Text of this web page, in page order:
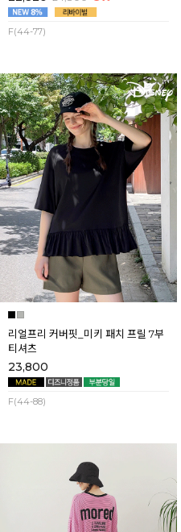
F(44-77)
리얼프리 커버핏_미키 패치 프릴 7부
티셔츠
23,800
F(44-88)